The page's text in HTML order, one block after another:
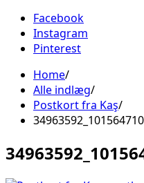
Facebook
Instagram
Pinterest
Home
Alle indlæg
Postkort fra Kaş